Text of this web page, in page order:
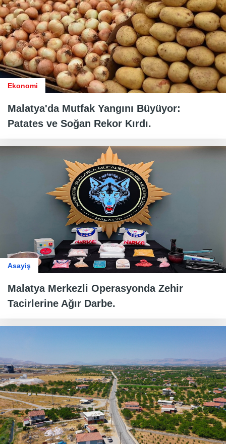
Ekonomi
Malatya'da Mutfak Yangını Büyüyor:
Patates ve Soğan Rekor Kırdı.
Asayiş
Malatya Merkezli Operasyonda Zehir
Tacirlerine Ağır Darbe.